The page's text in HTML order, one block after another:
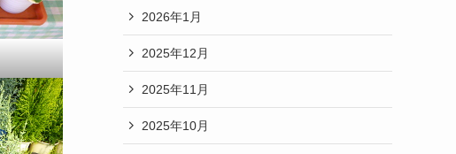
2026年1月
2025年12月
2025年11月
2025年10月